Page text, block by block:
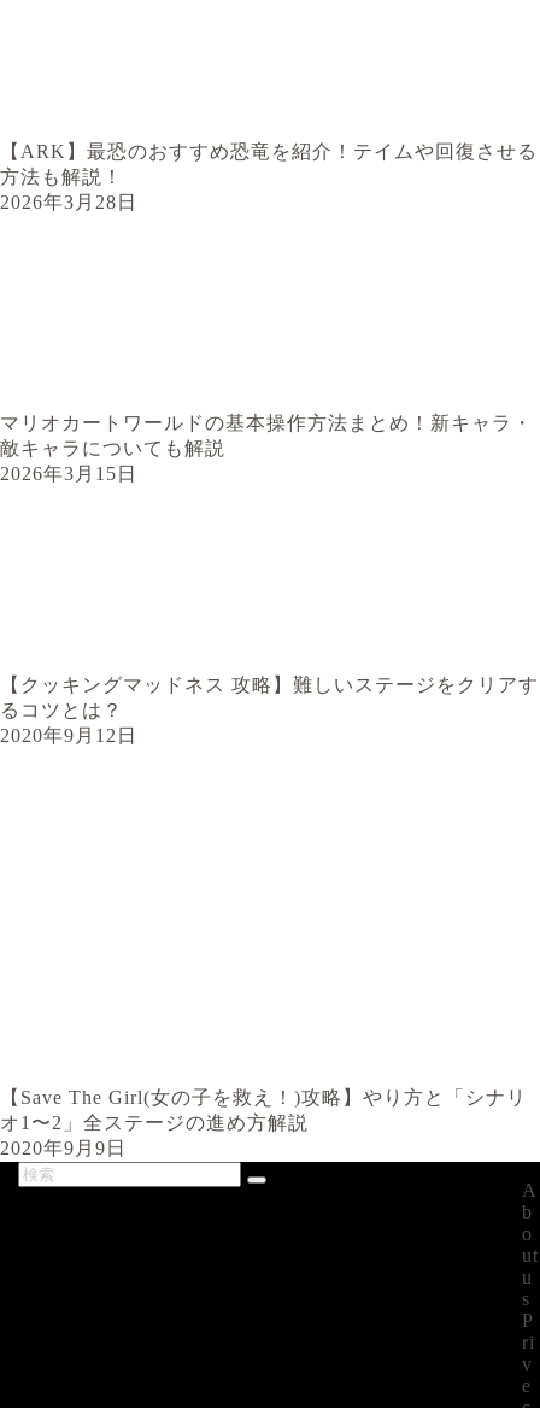
【ARK】最恐のおすすめ恐竜を紹介！テイムや回復させる
方法も解説！
2026年3月28日
マリオカートワールドの基本操作方法まとめ！新キャラ・
敵キャラについても解説
2026年3月15日
【クッキングマッドネス 攻略】難しいステージをクリアす
るコツとは？
2020年9月12日
【Save The Girl(女の子を救え！)攻略】やり方と「シナリ
オ1〜2」全ステージの進め方解説
2020年9月9日
A
b
o
ut
u
s
P
ri
v
e